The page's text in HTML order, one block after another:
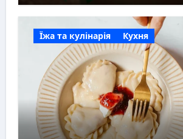
Їжа та кулінарія Кухня